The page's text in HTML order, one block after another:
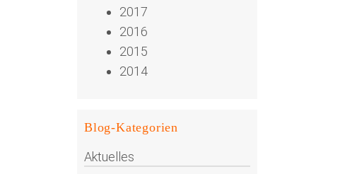
2017
2016
2015
2014
Blog-Kategorien
Aktuelles